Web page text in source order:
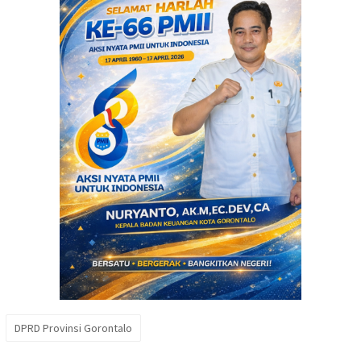
DPRD Provinsi Gorontalo